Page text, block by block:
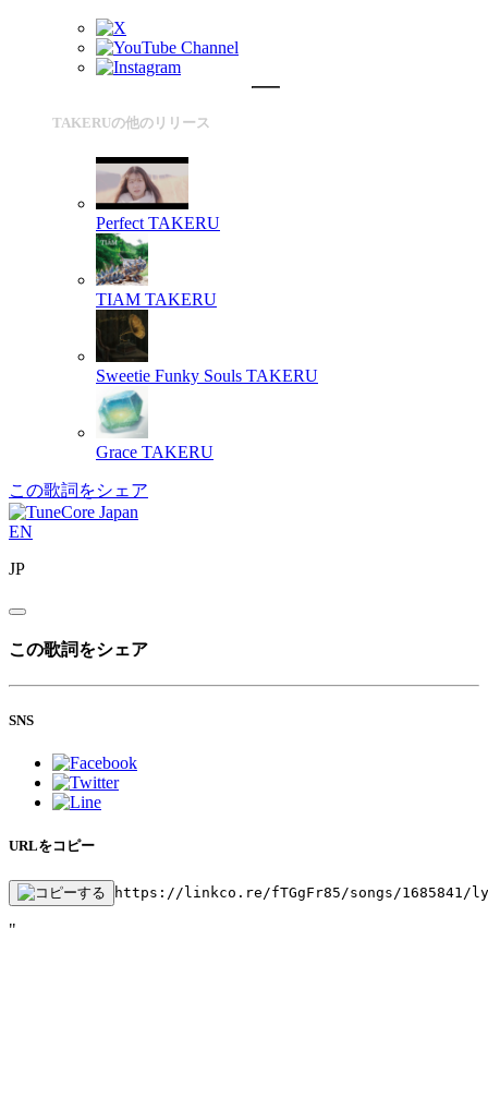
TAKERUの他のリリース
Perfect TAKERU
TIAM TAKERU
Sweetie Funky Souls TAKERU
Grace TAKERU
この歌詞をシェア
EN
JP
この歌詞をシェア
SNS
URLをコピー
https://linkco.re/fTGgFr85/songs/1685841/
"